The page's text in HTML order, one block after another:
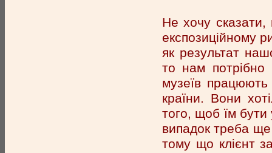
Не хочу сказати,
експозиційному
як результат
то нам потрібно
музеїв
країни. Вони
того, щоб їм бути
випадок треба ще
тому що клієнт